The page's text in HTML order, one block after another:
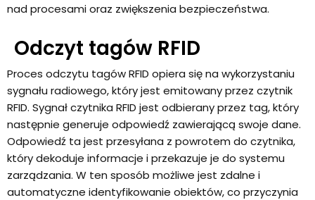
nad procesami oraz zwiększenia bezpieczeństwa.
Odczyt tagów RFID
Proces odczytu tagów RFID opiera się na wykorzystaniu
sygnału radiowego, który jest emitowany przez czytnik
RFID. Sygnał czytnika RFID jest odbierany przez tag, który
następnie generuje odpowiedź zawierającą swoje dane.
Odpowiedź ta jest przesyłana z powrotem do czytnika,
który dekoduje informacje i przekazuje je do systemu
zarządzania. W ten sposób możliwe jest zdalne i
automatyczne identyfikowanie obiektów, co przyczynia